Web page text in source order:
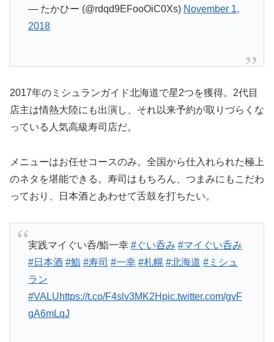
— たかひー (@rdqd9EFooOiC0Xs) November 1,
2018
2017年のミシュランガイド北海道で星2つを獲得。2代目
店主は情熱大陸にも出演し、それ以来予約が取りづらくな
っている人気高級寿司店だ。
メニューはお任せコースのみ。全国から仕入れられた極上
のネタを堪能できる。寿司はもちろん、つまみにもこだわ
っており、日本酒とあわせて舌鼓を打ちたい。
実践マイぐい呑/鮨一幸 #ぐい呑み #マイぐい呑み
#日本酒 #鮨 #寿司 #一幸 #札幌 #北海道 #ミシュ
ラン
#VALUhttps://t.co/F4slv3MK2H pic.twitter.com/gvF
gA6mLqJ